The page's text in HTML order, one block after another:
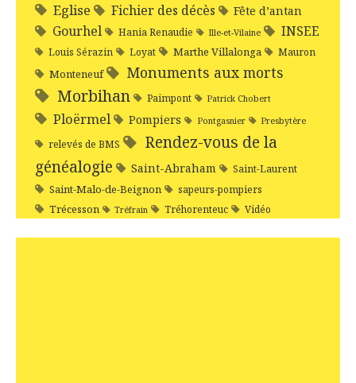
Eglise Fichier des décès Fête d’antan
Gourhel Hania Renaudie Ille-et-Vilaine INSEE
Louis Sérazin Loyat Marthe Villalonga Mauron
Monteneuf Monuments aux morts
Morbihan Paimpont Patrick Chobert
Ploërmel Pompiers Pontgasnier Presbytère
relevés de BMS
Rendez-vous de la
généalogie
Saint-Abraham Saint-Laurent
Saint-Malo-de-Beignon sapeurs-pompiers
Trécesson Tréfrain Tréhorenteuc Vidéo